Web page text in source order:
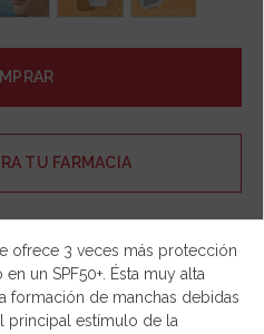
TU FARMACIA
ofrece 3 veces más protección
un SPF50+. Ésta muy alta
formación de manchas debidas
principal estímulo de la